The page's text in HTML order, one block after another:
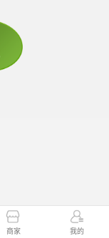
商家 我的